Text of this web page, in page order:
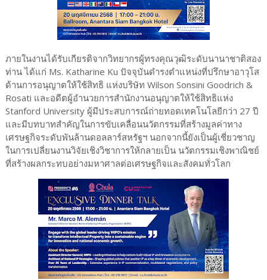
ภายในงานได้รับเกียรติจากวิทยากรผู้ทรงคุณวุฒิระดับนานาชาติสอง
ท่าน ได้แก่ Ms. Katharine Ku ปัจจุบันดำรงตำแหน่งที่ปรึกษาอาวุโส
ด้านการอนุญาตให้ใช้สิทธิ แห่งบริษัท Wilson Sonsini Goodrich &
Rosati และอดีตผู้อำนวยการสำนักงานอนุญาตให้ใช้สิทธิแห่ง
Stanford University ผู้มีประสบการณ์ถ่ายทอดเทคโนโลยีกว่า 27 ปี
และมีบทบาทสำคัญในการขับเคลื่อนนวัตกรรมที่สร้างมูลค่าทาง
เศรษฐกิจระดับพันล้านดอลลาร์สหรัฐฯ นอกจากนี้ยังเป็นผู้เชี่ยวชาญ
ในการเปลี่ยนงานวิจัยเชิงวิชาการให้กลายเป็น นวัตกรรมเชิงพาณิชย์
ที่สร้างผลกระทบอย่างมหาศาลต่อเศรษฐกิจและสังคมทั่วโลก